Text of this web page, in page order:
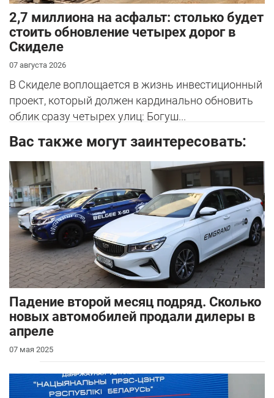
2,7 миллиона на асфальт: столько будет
стоить обновление четырех дорог в
Скиделе
07 августа 2026
В Скиделе воплощается в жизнь инвестиционный
проект, который должен кардинально обновить
облик сразу четырех улиц: Богуш...
Вас также могут заинтересовать:
Падение второй месяц подряд. Сколько
новых автомобилей продали дилеры в
апреле
07 мая 2025